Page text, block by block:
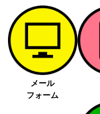
す。
お客様の個人情報は、以下
無く第三者に提供することは
法令に基づく場合
人の生命、身体又は財
て、本人の同意を得る
公衆衛生の向上又は児
メール
フォーム